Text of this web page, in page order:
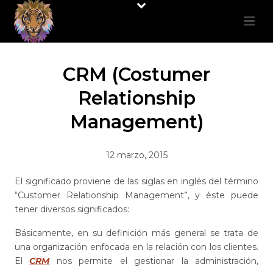
CRM (Costumer
Relationship
Management)
12 marzo, 2015
El significado proviene de las siglas en inglés del término
“Customer Relationship Management”, y éste puede
tener diversos significados:
Básicamente, en su definición más general se trata de
una organización enfocada en la relación con los clientes.
ElCRMnos permite el gestionar la administración,